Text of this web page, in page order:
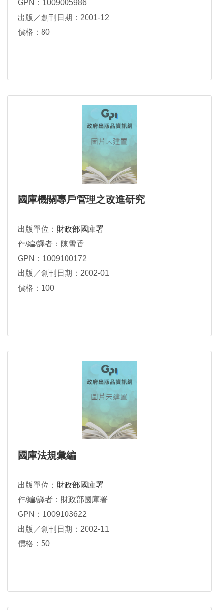
GPN：1009005986
出版／創刊日期：2001-12
價格：80
國庫機關專戶管理之改進研究
出版單位： 財政部國庫署
作/編/譯者：陳雪香
GPN：1009100172
出版／創刊日期：2002-01
價格：100
國庫法規彙編
出版單位： 財政部國庫署
作/編/譯者：財政部國庫署
GPN：1009103622
出版／創刊日期：2002-11
價格：50